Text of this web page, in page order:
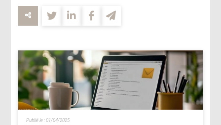
Publié le :01/04/2025